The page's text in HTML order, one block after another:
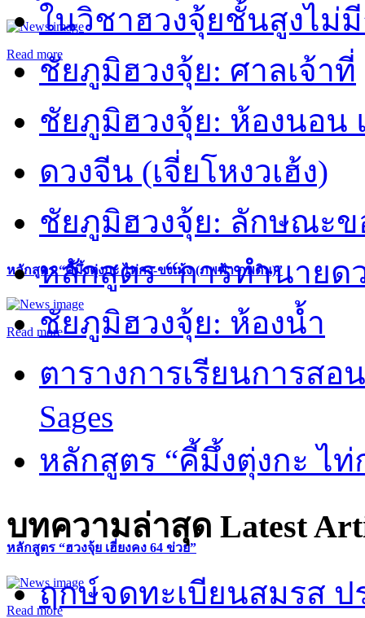
Read more
หลักสูตร “คี้มึ้งตุ่งกะ ไท่กง-ขงเม้ง (ภพฟ้า ภพดิน)”
Read more
หลักสูตร “ฮวงจุ้ย เฮี่ยงคง 64 ข่วย”
Read more
ในวิชาฮวงจุ้ยชั้นสูงไม่
ชัยภูมิฮวงจุ้ย: ศาลเจ้าที่
ชัยภูมิฮวงจุ้ย: ห้องนอน
ดวงจีน (เจี่ยโหงวเฮ้ง)
ชัยภูมิฮวงจุ้ย: ลักษณะ
หลักสูตร “การทำนายด
ชัยภูมิฮวงจุ้ย: ห้องน้ำ
ตารางการเรียนการส
Sages
หลักสูตร “คี้มึ้งตุ่งกะ ไ
บทความล่าสุด Latest
ฤกษ์จดทะเบียนสมรส ป